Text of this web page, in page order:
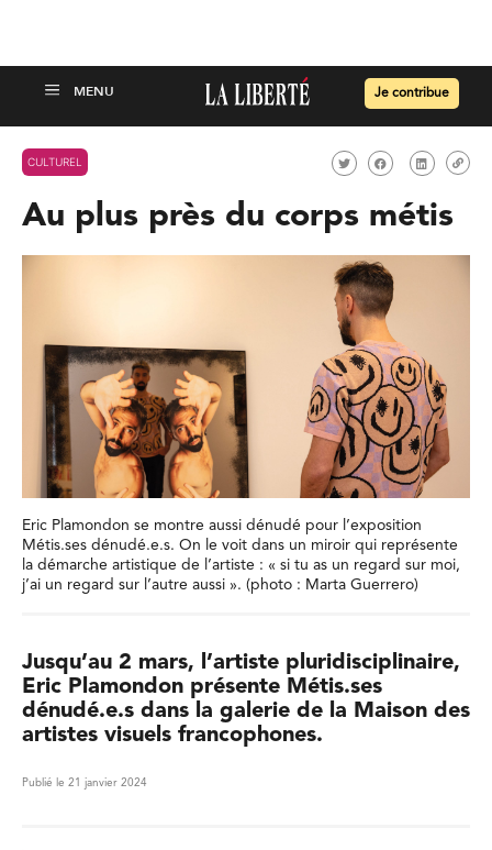
Je contribue
CULTUREL
Au plus près du corps métis
Eric Plamondon se montre aussi dénudé pour l’exposition
Métis.ses dénudé.e.s. On le voit dans un miroir qui représente
la démarche artistique de l’artiste : « si tu as un regard sur moi,
j’ai un regard sur l’autre aussi ». (photo : Marta Guerrero)
Jusqu’au 2 mars, l’artiste pluridisciplinaire,
Eric Plamondon présente Métis.ses
dénudé.e.s dans la galerie de la Maison des
artistes visuels francophones.
Publié le 21 janvier 2024